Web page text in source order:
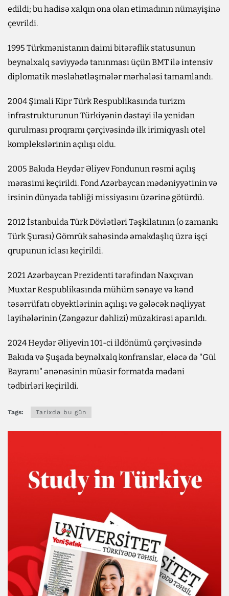
edildi; bu hadisə xalqın ona olan etimadının nümayişinə
çevrildi.
1995 Türkmənistanın daimi bitərəflik statusunun
beynəlxalq səviyyədə tanınması üçün BMT ilə intensiv
diplomatik məsləhətləşmələr mərhələsi tamamlandı.
2004 Şimali Kipr Türk Respublikasında turizm
infrastrukturunun Türkiyənin dəstəyi ilə yenidən
qurulması proqramı çərçivəsində ilk irimiqyaslı otel
komplekslərinin açılışı oldu.
2005 Bakıda Heydər Əliyev Fondunun rəsmi açılış
mərasimi keçirildi. Fond Azərbaycan mədəniyyətinin və
irsinin dünyada təbliği missiyasını üzərinə götürdü.
2012 İstanbulda Türk Dövlətləri Təşkilatının (o zamankı
Türk Şurası) Gömrük sahəsində əməkdaşlıq üzrə işçi
qrupunun iclası keçirildi.
2021 Azərbaycan Prezidenti tərəfindən Naxçıvan
Muxtar Respublikasında mühüm sənaye və kənd
təsərrüfatı obyektlərinin açılışı və gələcək nəqliyyat
layihələrinin (Zəngəzur dəhlizi) müzakirəsi aparıldı.
2024 Heydər Əliyevin 101-ci ildönümü çərçivəsində
Bakıda və Şuşada beynəlxalq konfranslar, eləcə də "Gül
Bayramı" ənənəsinin müasir formatda mədəni
tədbirləri keçirildi.
Tags: Tarixdə bu gün